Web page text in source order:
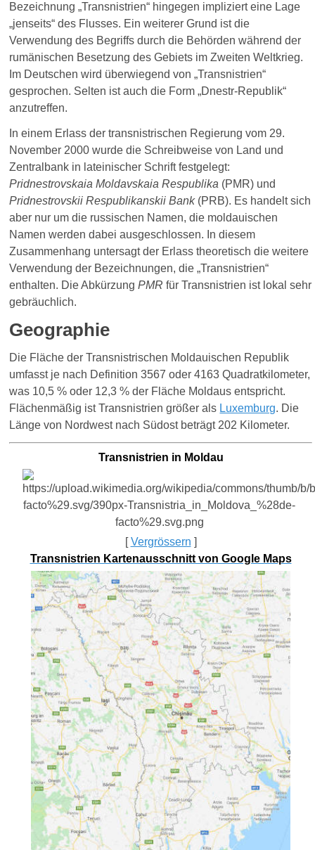
Bezeichnung „Transnistrien“ hingegen impliziert eine Lage
„jenseits“ des Flusses. Ein weiterer Grund ist die
Verwendung des Begriffs durch die Behörden während der
rumänischen Besetzung des Gebiets im Zweiten Weltkrieg.
Im Deutschen wird überwiegend von „Transnistrien“
gesprochen. Selten ist auch die Form „Dnestr-Republik“
anzutreffen.
In einem Erlass der transnistrischen Regierung vom 29.
November 2000 wurde die Schreibweise von Land und
Zentralbank in lateinischer Schrift festgelegt:
Pridnestrovskaia Moldavskaia Respublika (PMR) und
Pridnestrovskii Respublikanskii Bank(PRB). Es handelt sich
aber nur um die russischen Namen, die moldauischen
Namen werden dabei ausgeschlossen. In diesem
Zusammenhang untersagt der Erlass theoretisch die weitere
Verwendung der Bezeichnungen, die „Transnistrien“
enthalten. Die AbkürzungPMR für Transnistrien ist lokal sehr
gebräuchlich.
Geographie
Die Fläche der Transnistrischen Moldauischen Republik
umfasst je nach Definition 3567 oder 4163 Quadratkilometer,
was 10,5 % oder 12,3 % der Fläche Moldaus entspricht.
Flächenmäßig ist Transnistrien größer als Luxemburg. Die
Länge von Nordwest nach Südost beträgt 202 Kilometer.
Transnistrien in Moldau
Vergrössern
Transnistrien Kartenausschnitt von Google Maps